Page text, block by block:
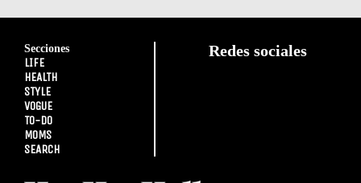
Secciones
LIFE
HEALTH
STYLE
VOGUE
TO-DO
MOMS
SEARCH
Redes sociales